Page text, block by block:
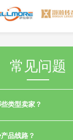
常见问题
类型卖家？
品线路？